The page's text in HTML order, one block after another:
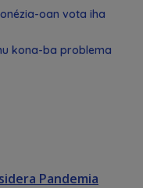
oan vota iha
kona-ba problema
Pandemia